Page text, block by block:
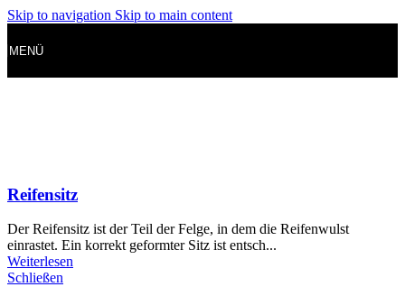
Skip to navigation Skip to main content
MENÜ
Reifensitz
Der Reifensitz ist der Teil der Felge, in dem die Reifenwulst
einrastet. Ein korrekt geformter Sitz ist entsch...
Weiterlesen
Schließen